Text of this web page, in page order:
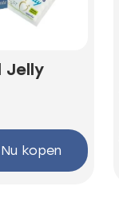
Jelly
Nu kopen